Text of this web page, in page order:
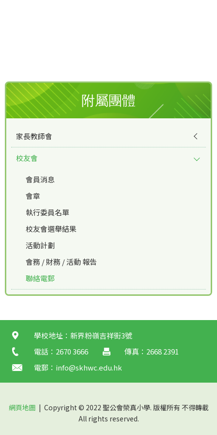
附屬團體
家長教師會
校友會
會員消息
會章
執行委員名單
校友會選舉結果
活動計劃
會務 / 財務 / 活動 報告
聯絡電郵
學校地址：新界粉嶺吉祥街3號
電話：2670 3666
傳真：2668 2391
電郵： info@skhwc.edu.hk
網頁地圖 | Copyright © 2022 聖公會榮真小學. 版權所有 不得轉載
All rights reserved.